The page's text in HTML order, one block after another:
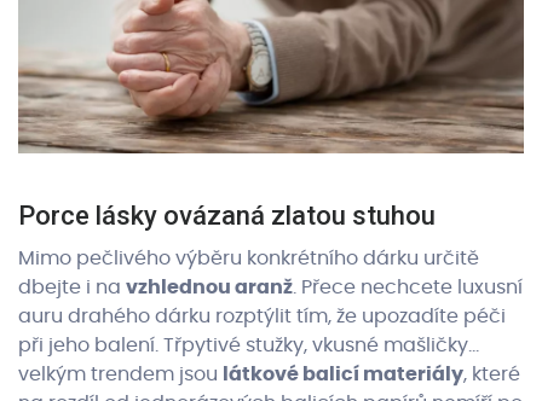
Porce lásky ovázaná zlatou stuhou
Mimo pečlivého výběru konkrétního dárku určitě
dbejte i na vzhlednou aranž . Přece nechcete luxusní
auru drahého dárku rozptýlit tím, že upozadíte péči
při jeho balení. Třpytivé stužky, vkusné mašličky…
velkým trendem jsou
látkové balicí materiály, které